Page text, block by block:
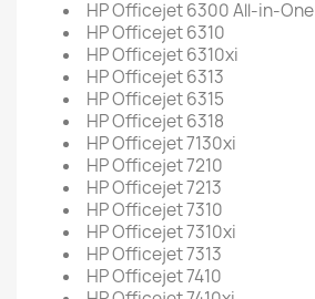
HP Officejet 6300 All-in-One
HP Officejet 6310
HP Officejet 6310xi
HP Officejet 6313
HP Officejet 6315
HP Officejet 6318
HP Officejet 7130xi
HP Officejet 7210
HP Officejet 7213
HP Officejet 7310
HP Officejet 7310xi
HP Officejet 7313
HP Officejet 7410